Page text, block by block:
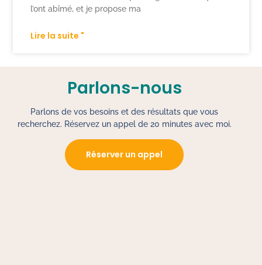
l’ont abîmé, et je propose ma
Lire la suite "
Parlons-nous
Parlons de vos besoins et des résultats que vous
recherchez. Réservez un appel de 20 minutes avec moi.
Réserver un appel